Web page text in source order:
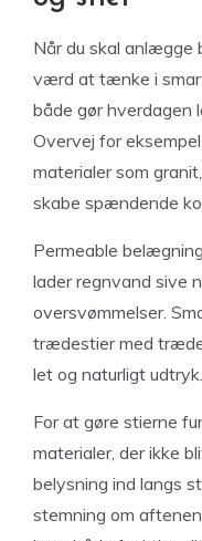
Når du skal anlægge
værd at tænke i
både gør hverdagen
Overvej for
materialer som
skabe spændende
Permeable
lader regnvand sive
oversvømmelser.
trædestier med
let og naturligt udtryk.
For at gøre stierne
materialer, der ikke
belysning ind langs
stemning om